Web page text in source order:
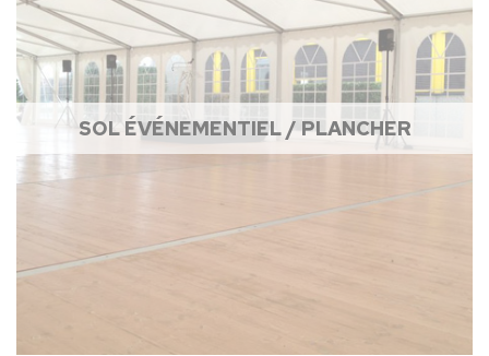
SOL ÉVÉNEMENTIEL / PLANCHER